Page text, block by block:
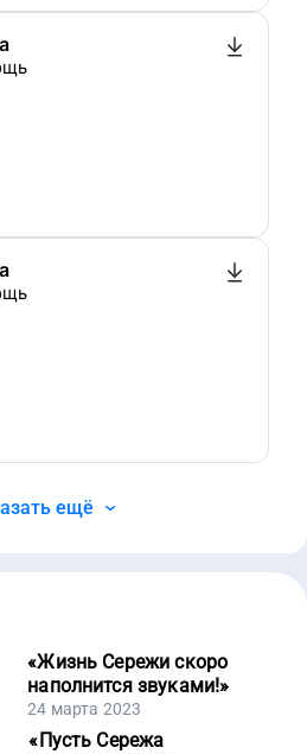
ещё
«Жизнь Сережи скоро
наполнится звуками!»
24 марта 2023
« Пусть Сережа